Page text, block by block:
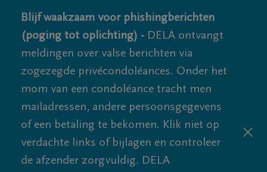
Blijf waakzaam voor phishingberichten
(poging tot oplichting) - DELA ontvangt
meldingen over valse berichten via
zogezegde privécondoléances. Onder het
mom van een condoléance tracht men
mailadressen, andere persoonsgegevens
of een betaling te bekomen. Klik niet op
verdachte links of bijlagen en controleer
de afzender zorgvuldig. DELA